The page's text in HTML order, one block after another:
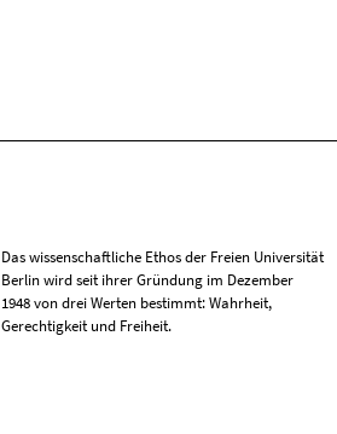
Das wissenschaftliche Ethos der Freien Universität
Berlin wird seit ihrer Gründung im Dezember
1948 von drei Werten bestimmt: Wahrheit,
Gerechtigkeit und Freiheit.